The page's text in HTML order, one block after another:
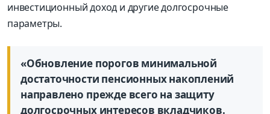
инвестиционный доход и другие долгосрочные
параметры.
«Обновление порогов минимальной
достаточности пенсионных накоплений
направлено прежде всего на защиту
долгосрочных интересов вкладчиков.